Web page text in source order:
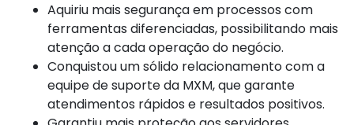
Aquiriu mais segurança em processos com
ferramentas diferenciadas, possibilitando mais
atenção a cada operação do negócio.
Conquistou um sólido relacionamento com a
equipe de suporte da MXM, que garante
atendimentos rápidos e resultados positivos.